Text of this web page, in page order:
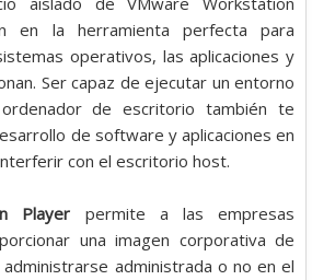
en la herramienta perfecta para
operativos, las aplicaciones y
Ser capaz de ejecutar un entorno
de escritorio también te
de software y aplicaciones en
con el escritorio host.
Player permite a las empresas
una imagen corporativa de
administrada o no en el